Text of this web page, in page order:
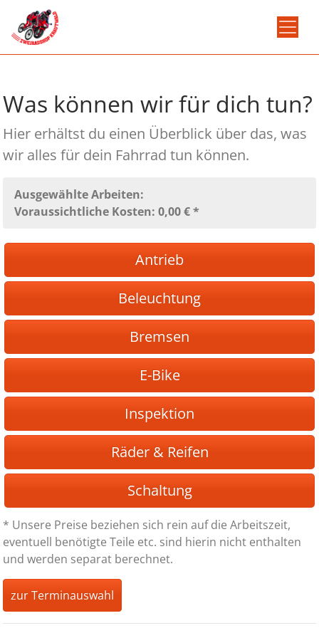
Was können wir für dich tun?
Hier erhältst du einen Überblick über das, was
wir alles für dein Fahrrad tun können.
Ausgewählte Arbeiten:
Voraussichtliche Kosten: 0,00 € *
Antrieb
Beleuchtung
Bremsen
E-Bike
Inspektion
Räder & Reifen
Schaltung
* Unsere Preise beziehen sich rein auf die Arbeitszeit,
eventuell benötigte Teile etc. sind hierin nicht enthalten
und werden separat berechnet.
zur Terminauswahl